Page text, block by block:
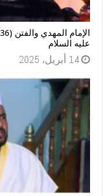
عليه السلام
14 أبريل، 2025